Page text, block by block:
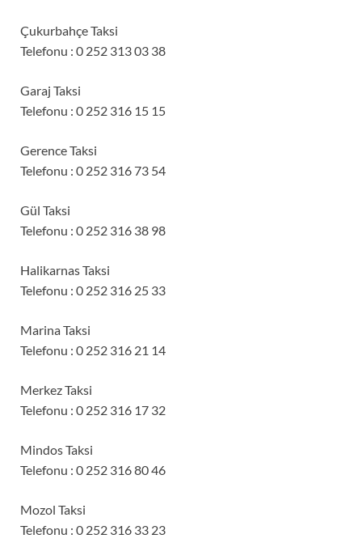
Çukurbahçe Taksi
Telefonu : 0 252 313 03 38
Garaj Taksi
Telefonu : 0 252 316 15 15
Gerence Taksi
Telefonu : 0 252 316 73 54
Gül Taksi
Telefonu : 0 252 316 38 98
Halikarnas Taksi
Telefonu : 0 252 316 25 33
Marina Taksi
Telefonu : 0 252 316 21 14
Merkez Taksi
Telefonu : 0 252 316 17 32
Mindos Taksi
Telefonu : 0 252 316 80 46
Mozol Taksi
Telefonu : 0 252 316 33 23